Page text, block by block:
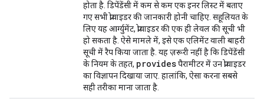
होता है. डिपेंडेंसी में कम से कम एक इनर लिस्ट में बताए
गए सभी प्रोवाइडर की जानकारी होनी चाहिए. सहूलियत के
लिए यह आर्ग्युमेंट, प्रोवाइडर की एक ही लेवल की सूची भी
हो सकता है. ऐसे मामले में, इसे एक एलिमेंट वाली बाहरी
सूची में रैप किया जाता है. यह ज़रूरी नहीं है कि डिपेंडेंसी
के नियम के तहत, providesपैरामीटर में उन प्रोवाइडर
का विज्ञापन दिखाया जाए. हालांकि, ऐसा करना सबसे
सही तरीका माना जाता है.